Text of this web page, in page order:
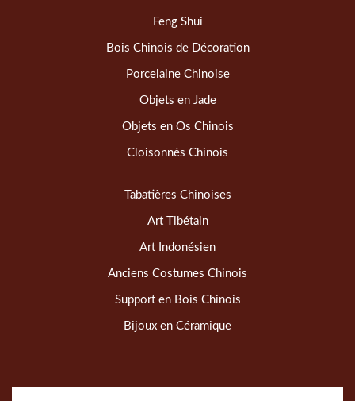
Feng Shui
Bois Chinois de Décoration
Porcelaine Chinoise
Objets en Jade
Objets en Os Chinois
Cloisonnés Chinois
Tabatières Chinoises
Art Tibétain
Art Indonésien
Anciens Costumes Chinois
Support en Bois Chinois
Bijoux en Céramique